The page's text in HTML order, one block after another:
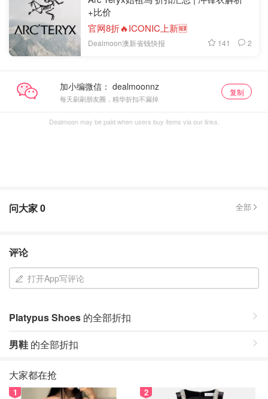
+比价
官网8折🔥ICONIC上新🆕
Dealmoon澳新省钱快报 141 2
加小编微信：
每天刷刷朋友圈，精华折扣不漏掉
复制
Dealmoon may be paid when users buy items via our links.
问大家0 全部
评论
打开App写评论
Platypus Shoes 的全部折扣
男鞋 的全部折扣
大家都在抢
1 2